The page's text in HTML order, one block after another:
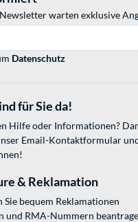
warten exklusive
Datenschutz
für Sie da!
Hilfe oder Informationen?
Email-Kontaktformular
& Reklamation
Sie bequem Reklamationen
und RMA-Nummern